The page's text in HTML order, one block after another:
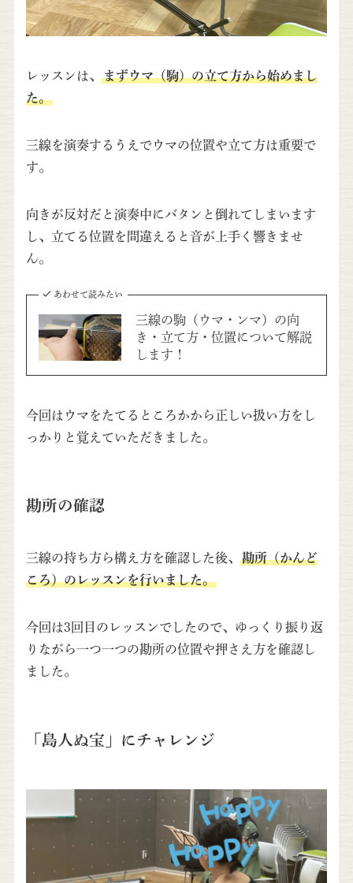
レッスンは、
まずウマ（駒）の立て方から始めまし
た。
三線を演奏するうえでウマの位置や立て方は重要で
す。
向きが反対だと演奏中にバタンと倒れてしまいます
し、立てる位置を間違えると音が上手く響きませ
ん。
あわせて読みたい
三線の駒（ウマ・ンマ）の向
き・立て方・位置について解説
します！
今回はウマをたてるところかから正しい扱い方をし
っかりと覚えていただきました。
勘所の確認
三線の持ち方ら構え方を確認した後、
勘所（かんど
ころ）のレッスンを行いました。
今回は3回目のレッスンでしたので、ゆっくり振り返
りながら一つ一つの勘所の位置や押さえ方を確認し
ました。
「島人ぬ宝」にチャレンジ